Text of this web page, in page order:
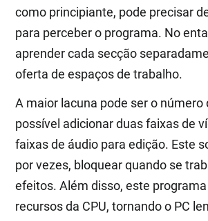
como principiante, pode precisar
para perceber o programa. No
aprender cada secção
oferta de espaços de trabalho.
A maior lacuna pode ser o número
possível adicionar duas faixas de
faixas de áudio para edição. Este
por vezes, bloquear quando se
efeitos. Além disso, este
recursos da CPU, tornando o PC